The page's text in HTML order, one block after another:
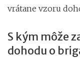
vrátane vzoru
S kým môže
dohodu o